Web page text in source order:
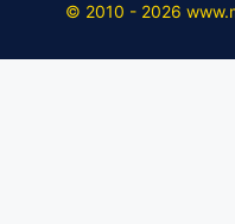
© 2010 - 2026